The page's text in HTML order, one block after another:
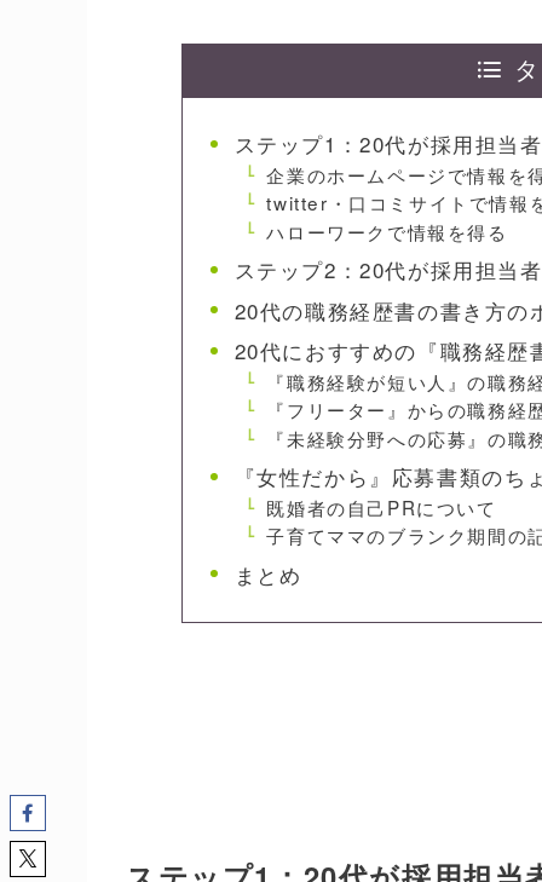
ステップ1：20代が採用担当
企業のホームページで情報を
twitter・口コミサイトで情報
ハローワークで情報を得る
ステップ2：20代が採用担当
20代の職務経歴書の書き方の
20代におすすめの『職務経歴
『職務経験が短い人』の職
『フリーター』からの職務
『未経験分野への応募』の
『女性だから』応募書類のち
既婚者の自己PRについて
子育てママのブランク期間の
まとめ